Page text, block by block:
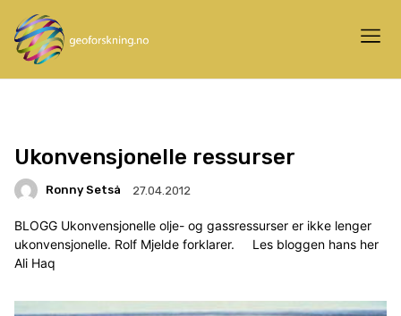
Ukonvensjonelle ressurser
Ronny Setså 27.04.2012
BLOGG Ukonvensjonelle olje- og gassressurser er ikke lenger
ukonvensjonelle. Rolf Mjelde forklarer. Les bloggen hans her
Ali Haq